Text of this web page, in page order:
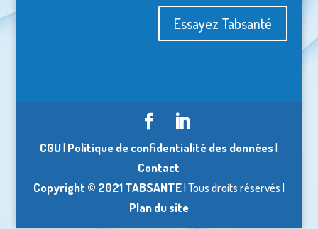
Essayez Tabsanté
CGU|Politique de confidentialité des données|
Contact
Copyright © 2021 TABSANTE| Tous droits réservés |
Plan du site